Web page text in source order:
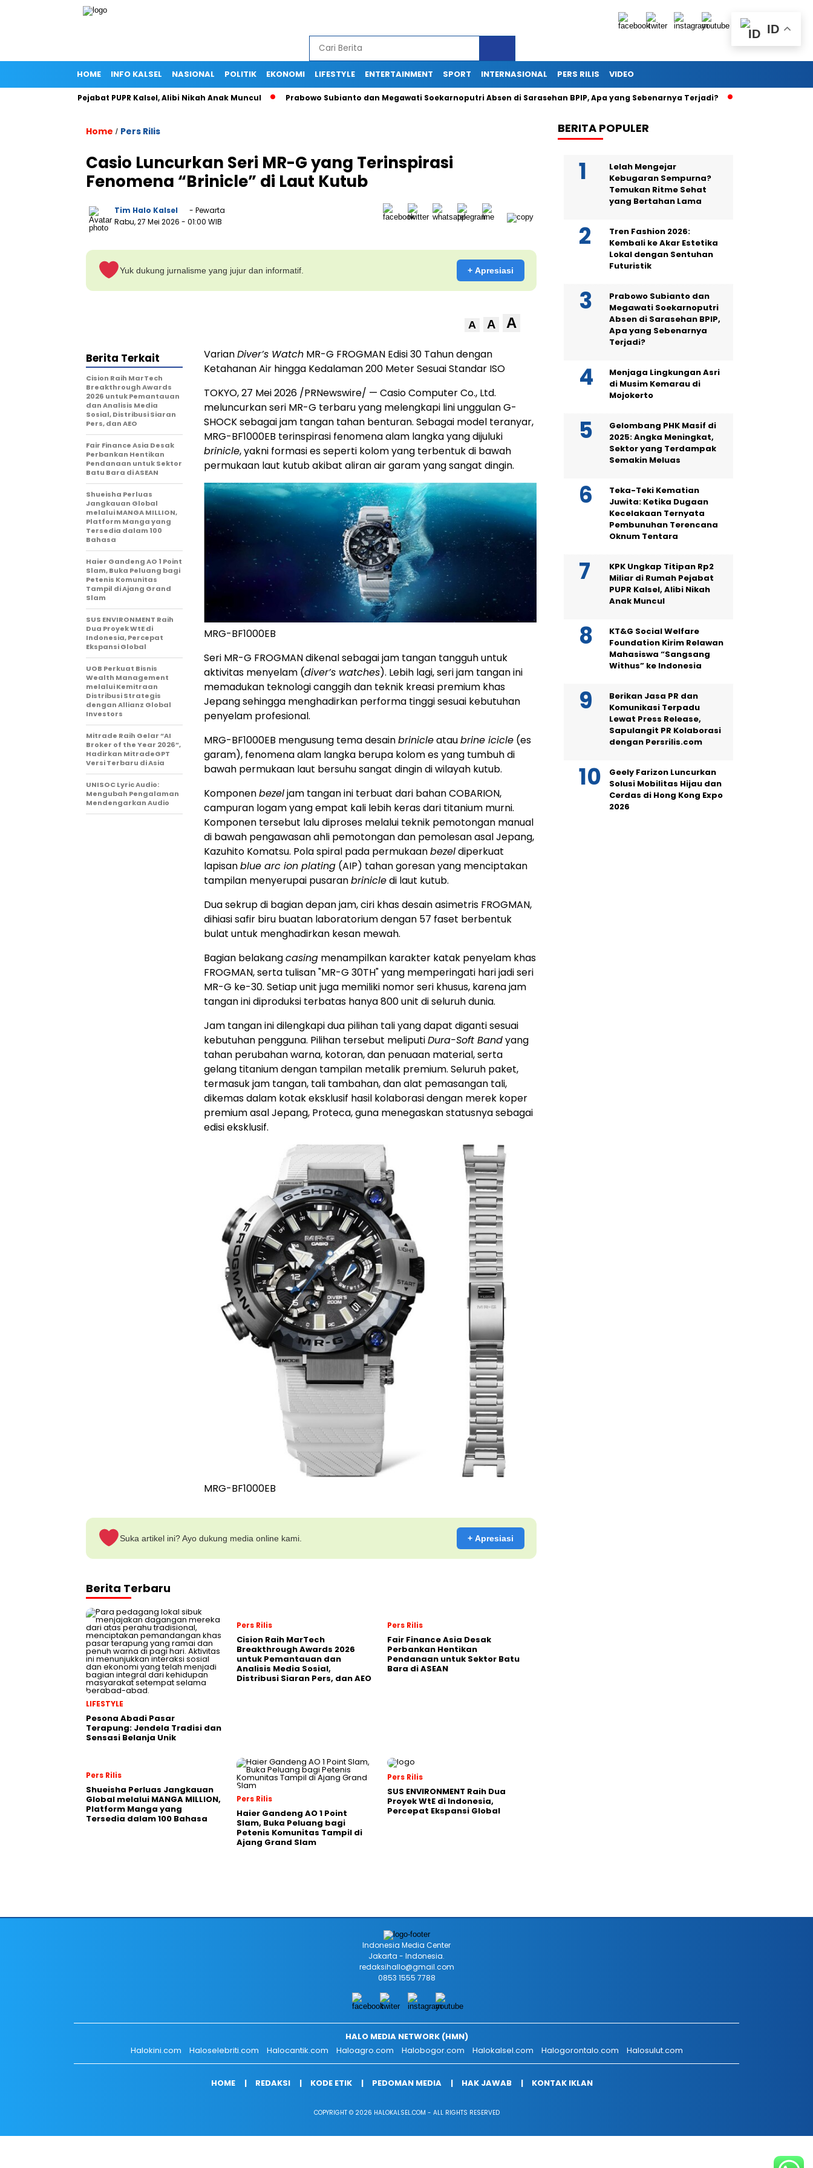
HOME INFO KALSEL NASIONAL POLITIK EKONOMI LIFESTYLE ENTERTAINMENT SPORT INTERNASIONAL PERS RILIS VIDEO
di Rumah Pejabat PUPR Kalsel, Alibi Nikah Anak Muncul Prabowo Subianto dan Megawati Soekarnoputri Absen di Sarasehan BPIP, Apa yang Sebenarnya Terjadi? Teka-Teki Kematian
Home / Pers Rilis
Casio Luncurkan Seri MR-G yang Terinspirasi
Fenomena “Brinicle” di Laut Kutub
Tim Halo Kalsel
- Pewarta
Rabu, 27 Mei 2026 - 01:00 WIB
Yuk dukung jurnalisme yang jujur dan informatif. + Apresiasi
A A A
VarianDiver’s Watch MR-G FROGMAN Edisi 30 Tahun dengan
Ketahanan Air hingga Kedalaman 200 Meter Sesuai Standar ISO
TOKYO, 27 Mei 2026 /PRNewswire/ — Casio Computer Co., Ltd.
meluncurkan seri MR-G terbaru yang melengkapi lini unggulan G-
SHOCK sebagai jam tangan tahan benturan. Sebagai model teranyar,
MRG-BF1000EB terinspirasi fenomena alam langka yang dijuluki
brinicle, yakni formasi es seperti kolom yang terbentuk di bawah
permukaan laut kutub akibat aliran air garam yang sangat dingin.
MRG-BF1000EB
Seri MR-G FROGMAN dikenal sebagai jam tangan tangguh untuk
aktivitas menyelam (diver’s watches). Lebih lagi, seri jam tangan ini
memadukan teknologi canggih dan teknik kreasi premium khas
Jepang sehingga menghadirkan performa tinggi sesuai kebutuhan
penyelam profesional.
MRG-BF1000EB mengusung tema desainbrinicleataubrine icicle (es
garam), fenomena alam langka berupa kolom es yang tumbuh di
bawah permukaan laut bersuhu sangat dingin di wilayah kutub.
Komponenbezeljam tangan ini terbuat dari bahan COBARION,
campuran logam yang empat kali lebih keras dari titanium murni.
Komponen tersebut lalu diproses melalui teknik pemotongan manual
di bawah pengawasan ahli pemotongan dan pemolesan asal Jepang,
Kazuhito Komatsu. Pola spiral pada permukaanbezeldiperkuat
lapisanblue arc ion plating (AIP) tahan goresan yang menciptakan
tampilan menyerupai pusaranbrinicledi laut kutub.
Dua sekrup di bagian depan jam, ciri khas desain asimetris FROGMAN,
dihiasi safir biru buatan laboratorium dengan 57 faset berbentuk
bulat untuk menghadirkan kesan mewah.
Bagian belakangcasing menampilkan karakter katak penyelam khas
FROGMAN, serta tulisan "MR-G 30TH" yang memperingati hari jadi seri
MR-G ke-30. Setiap unit juga memiliki nomor seri khusus, karena jam
tangan ini diproduksi terbatas hanya 800 unit di seluruh dunia.
Jam tangan ini dilengkapi dua pilihan tali yang dapat diganti sesuai
kebutuhan pengguna. Pilihan tersebut meliputiDura-Soft Bandyang
tahan perubahan warna, kotoran, dan penuaan material, serta
gelang titanium dengan tampilan metalik premium. Seluruh paket,
termasuk jam tangan, tali tambahan, dan alat pemasangan tali,
dikemas dalam kotak eksklusif hasil kolaborasi dengan merek koper
premium asal Jepang, Proteca, guna menegaskan statusnya sebagai
edisi eksklusif.
MRG-BF1000EB
Berita Terkait
Cision Raih MarTech
Breakthrough Awards
2026 untuk Pemantauan
dan Analisis Media
Sosial, Distribusi Siaran
Pers, dan AEO
Fair Finance Asia Desak
Perbankan Hentikan
Pendanaan untuk Sektor
Batu Bara di ASEAN
Shueisha Perluas
Jangkauan Global
melalui MANGA MILLION,
Platform Manga yang
Tersedia dalam 100
Bahasa
Haier Gandeng AO 1 Point
Slam, Buka Peluang bagi
Petenis Komunitas
Tampil di Ajang Grand
Slam
SUS ENVIRONMENT Raih
Dua Proyek WtE di
Indonesia, Percepat
Ekspansi Global
UOB Perkuat Bisnis
Wealth Management
melalui Kemitraan
Distribusi Strategis
dengan Allianz Global
Investors
Mitrade Raih Gelar “AI
Broker of the Year 2026”,
Hadirkan MitradeGPT
Versi Terbaru di Asia
UNISOC Lyric Audio:
Mengubah Pengalaman
Mendengarkan Audio
Suka artikel ini? Ayo dukung media online kami. + Apresiasi
Berita Terbaru
LIFESTYLE
Pesona Abadi Pasar
Terapung: Jendela Tradisi dan
Sensasi Belanja Unik
Pers Rilis
Cision Raih MarTech
Breakthrough Awards 2026
untuk Pemantauan dan
Analisis Media Sosial,
Distribusi Siaran Pers, dan AEO
Pers Rilis
Fair Finance Asia Desak
Perbankan Hentikan
Pendanaan untuk Sektor Batu
Bara di ASEAN
Pers Rilis
Shueisha Perluas Jangkauan
Global melalui MANGA MILLION,
Platform Manga yang
Tersedia dalam 100 Bahasa
Pers Rilis
Haier Gandeng AO 1 Point
Slam, Buka Peluang bagi
Petenis Komunitas Tampil di
Ajang Grand Slam
Pers Rilis
SUS ENVIRONMENT Raih Dua
Proyek WtE di Indonesia,
Percepat Ekspansi Global
BERITA POPULER
Lelah Mengejar
Kebugaran Sempurna?
Temukan Ritme Sehat
yang Bertahan Lama
Tren Fashion 2026:
Kembali ke Akar Estetika
Lokal dengan Sentuhan
Futuristik
Prabowo Subianto dan
Megawati Soekarnoputri
Absen di Sarasehan BPIP,
Apa yang Sebenarnya
Terjadi?
Menjaga Lingkungan Asri
di Musim Kemarau di
Mojokerto
Gelombang PHK Masif di
2025: Angka Meningkat,
Sektor yang Terdampak
Semakin Meluas
Teka-Teki Kematian
Juwita: Ketika Dugaan
Kecelakaan Ternyata
Pembunuhan Terencana
Oknum Tentara
KPK Ungkap Titipan Rp2
Miliar di Rumah Pejabat
PUPR Kalsel, Alibi Nikah
Anak Muncul
KT&G Social Welfare
Foundation Kirim Relawan
Mahasiswa “Sangsang
Withus” ke Indonesia
Berikan Jasa PR dan
Komunikasi Terpadu
Lewat Press Release,
Sapulangit PR Kolaborasi
dengan Persrilis.com
Geely Farizon Luncurkan
Solusi Mobilitas Hijau dan
Cerdas di Hong Kong Expo
2026
ID
Indonesia Media Center
Jakarta - Indonesia.
redaksihallo@gmail.com
0853 1555 7788
HALO MEDIA NETWORK (HMN)
Halokini.com
Haloselebriti.com Halocantik.com Haloagro.com Halobogor.com Halokalsel.com Halogorontalo.com Halosulut.com
HOME REDAKSI KODE ETIK PEDOMAN MEDIA HAK JAWAB KONTAK IKLAN
COPYRIGHT © 2026 HALOKALSEL.COM - ALL RIGHTS RESERVED